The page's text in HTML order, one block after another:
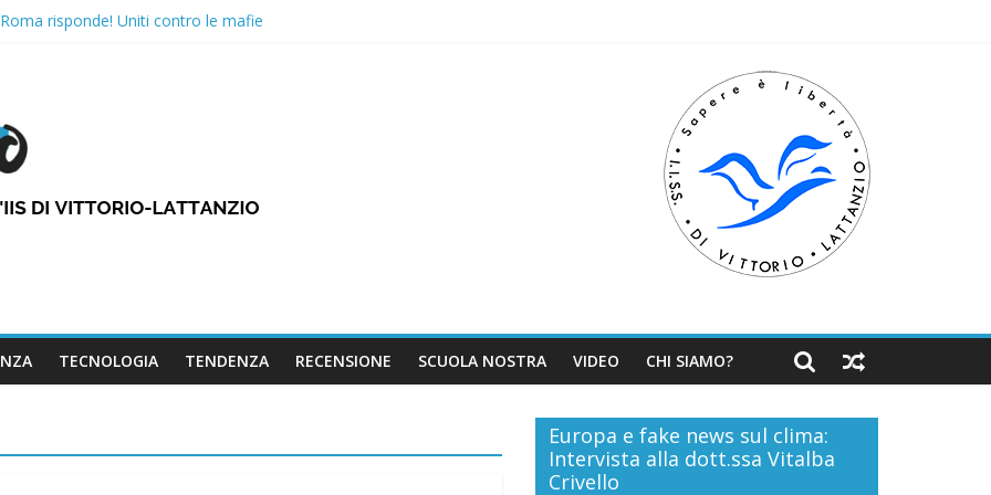
risponde! Uniti contro le mafie
non piove mai”, la voglia di svoltare.
TECNOLOGIA TENDENZA RECENSIONE SCUOLA NOSTRA VIDEO CHI SIAMO?
Europa e fake news sul clima:
Intervista alla dott.ssa Vitalba
Crivello